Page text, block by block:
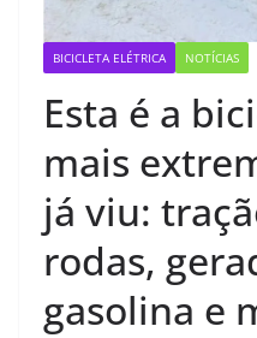
BICICLETA ELÉTRICA NOTÍCIAS
Esta é a
mais
já viu:
rodas,
gasolina e